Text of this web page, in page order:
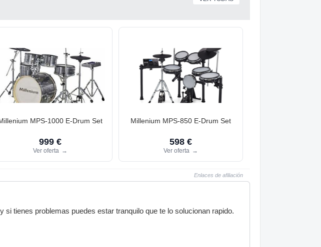
MPS-1000 E-Drum Set
999 €
Ver oferta →
Millenium MPS-850 E-Drum Set
598 €
Ver oferta →
Enlaces de afiliación
tienes problemas puedes estar tranquilo que te lo solucionan rapido.